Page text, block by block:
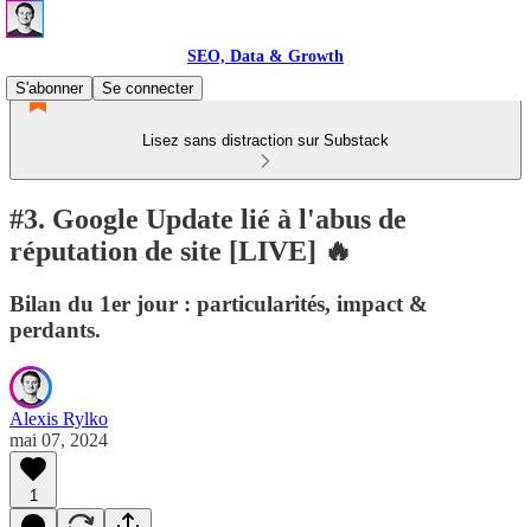
SEO, Data & Growth
S'abonner
Se connecter
Lisez sans distraction sur Substack
#3. Google Update lié à l'abus de
réputation de site [LIVE] 🔥
Bilan du 1er jour : particularités, impact &
perdants.
Alexis Rylko
mai 07, 2024
1